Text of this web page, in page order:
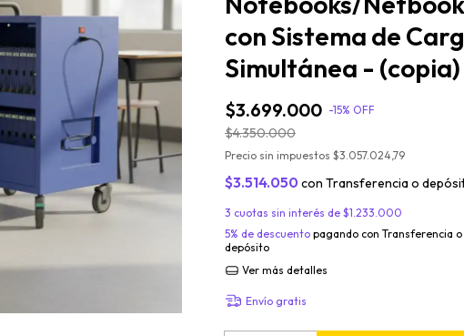
con Sistema de
Simultánea - (copia)
$3.699.000 -15% OFF
$4.350.000
Precio sin impuestos $3.057.024,79
$3.514.050 con Transferencia o
3 cuotas sin interés de $1.233.000
5% de descuento pagando con Transferencia o
depósito
Ver más detalles
Envío gratis